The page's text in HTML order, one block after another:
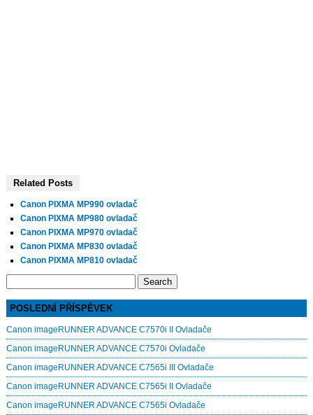
Related Posts
Canon PIXMA MP990 ovladač
Canon PIXMA MP980 ovladač
Canon PIXMA MP970 ovladač
Canon PIXMA MP830 ovladač
Canon PIXMA MP810 ovladač
POSLEDNÍ PŘÍSPĚVEK
Canon imageRUNNER ADVANCE C7570i II Ovladače
Canon imageRUNNER ADVANCE C7570i Ovladače
Canon imageRUNNER ADVANCE C7565i III Ovladače
Canon imageRUNNER ADVANCE C7565i II Ovladače
Canon imageRUNNER ADVANCE C7565i Ovladače